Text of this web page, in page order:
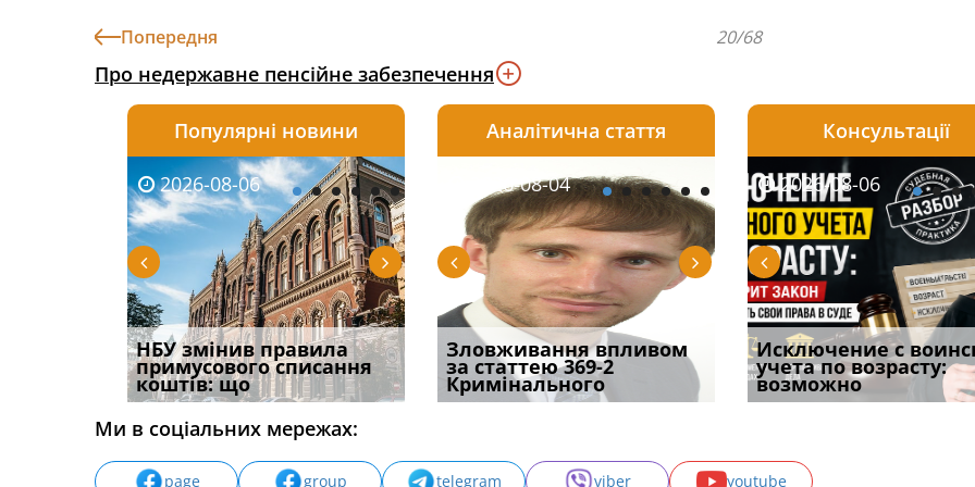
Попередня 20/68
Про недержавне пенсійне забезпечення
Популярні новини
2026-08-06
НБУ змінив правила
примусового списання
коштів: що
2026-08-06
Якщо суд встановив для
відшкодування шкоди
наявніс
2026-08-06
Документи, на яких не
проставляється
апостиль: пер
Аналітична стаття
2026-08-03
Водії можуть отримати
компенсацію за
незаконні дії
2026-08-04
Зловживання впливом
за статтею 369-2
Кримінального
2026-08-04
Переоформлення
відстрочки за іншою
підставою: нов
Консультації
2026-08-05
Особливості захисту у
кримінальному
провадженні: я
2026-08-06
Исключение с
учета по возрасту:
возможно
2026-07-30
Восьмий ААС
підтвердив, що
може скас
Ми в соціальних мережах:
page group telegram viber youtube